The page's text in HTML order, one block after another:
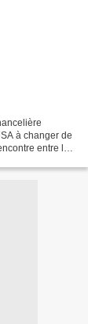
à changer de
entre les